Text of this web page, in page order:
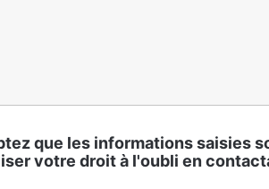
que les informations saisies
votre droit à l'oubli en